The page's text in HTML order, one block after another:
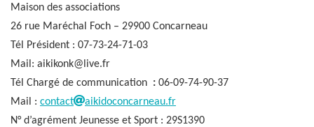
Maison des associations
26 rue Maréchal Foch – 29900 Concarneau
Tél Président : 07-73-24-71-03
Mail: aikikonk@live.fr
Tél Chargé de communication : 06-09-74-90-37
Mail : contact
aikidoconcarneau.fr
N° d’agrément Jeunesse et Sport : 29S1390